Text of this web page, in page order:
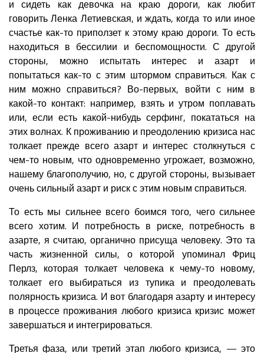
и сидеть как девочка на краю дороги, как любит
говорить Ленка Летиевская, и ждать, когда то или иное
счастье как-то приползет к этому краю дороги. То есть
находиться в бессилии и беспомощности. С другой
стороны, можно испытать интерес и азарт и
попытаться как-то с этим штормом справиться. Как с
ним можно справиться? Во-первых, войти с ним в
какой-то контакт: например, взять и утром поплавать
или, если есть какой-нибудь серфинг, покататься на
этих волнах. К проживанию и преодолению кризиса нас
толкает прежде всего азарт и интерес столкнуться с
чем-то новым, что одновременно угрожает, возможно,
нашему благополучию, но, с другой стороны, вызывает
очень сильный азарт и риск с этим новым справиться.
То есть мы сильнее всего боимся того, чего сильнее
всего хотим. И потребность в риске, потребность в
азарте, я считаю, органично присуща человеку. Это та
часть жизненной силы, о которой упоминал Фриц
Перлз, которая толкает человека к чему-то новому,
толкает его выбираться из тупика и преодолевать
полярность кризиса. И вот благодаря азарту и интересу
в процессе проживания любого кризиса кризис может
завершаться и интегрироваться.
Третья фаза, или третий этап любого кризиса, — это